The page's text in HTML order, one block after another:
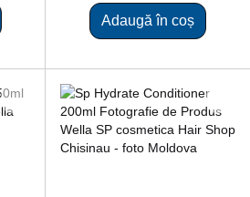
Adaugă în coș